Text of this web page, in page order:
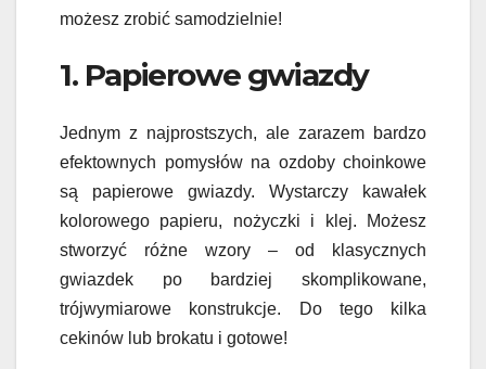
możesz zrobić samodzielnie!
1. Papierowe gwiazdy
Jednym z najprostszych, ale zarazem bardzo
efektownych pomysłów na ozdoby choinkowe
są papierowe gwiazdy. Wystarczy kawałek
kolorowego papieru, nożyczki i klej. Możesz
stworzyć różne wzory – od klasycznych
gwiazdek po bardziej skomplikowane,
trójwymiarowe konstrukcje. Do tego kilka
cekinów lub brokatu i gotowe!